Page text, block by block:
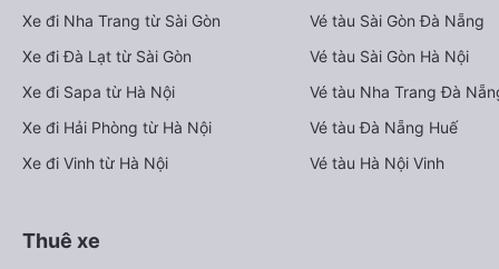
Xe đi Nha Trang từ Sài Gòn
Xe đi Đà Lạt từ Sài Gòn
Xe đi Sapa từ Hà Nội
Xe đi Hải Phòng từ Hà Nội
Xe đi Vinh từ Hà Nội
Vé tàu Sài Gòn Đà Nẵng
Vé tàu Sài Gòn Hà Nội
Vé tàu Nha Trang Đà
Vé tàu Đà Nẵng Huế
Vé tàu Hà Nội Vinh
Thuê xe